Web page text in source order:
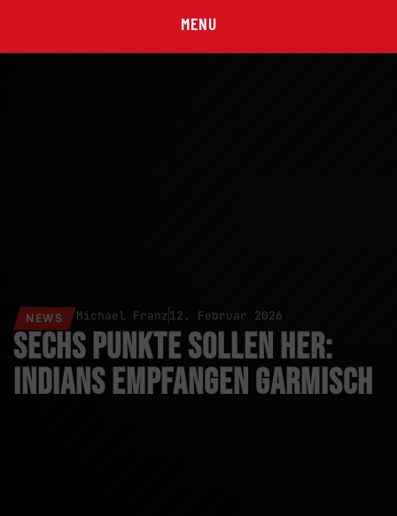
MENU
NEWS Michael Franz12. Februar 2026
Sechs Punkte sollen her:
Indians empfangen Garmisch